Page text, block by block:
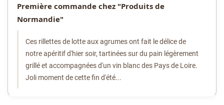
Première commande chez "Produits de
Normandie"
Ces rillettes de lotte aux agrumes ont fait le délice de
notre apéritif d'hier soir, tartinées sur du pain légèrement
grillé et accompagnées d'un vin blanc des Pays de Loire.
Joli moment de cette fin d'été...